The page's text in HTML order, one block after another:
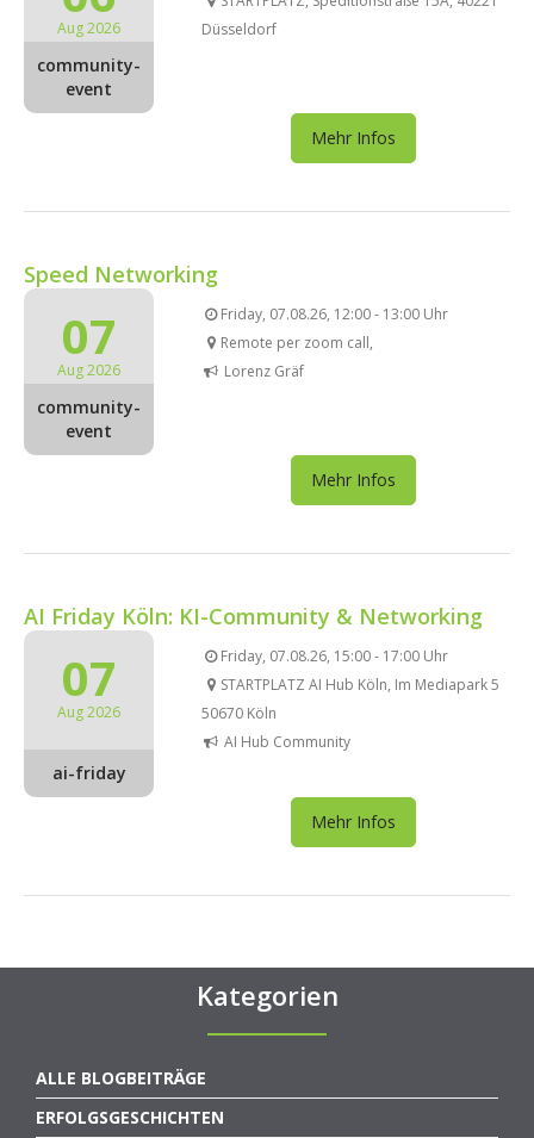
Aug 2026
community-
event
Düsseldorf
Mehr Infos
Speed Networking
07
Aug 2026
community-
event
Friday, 07.08.26, 12:00 - 13:00 Uhr
Remote per zoom call,
Lorenz Gräf
Mehr Infos
AI Friday Köln: KI-Community & Networking
07
Aug 2026
ai-friday
Friday, 07.08.26, 15:00 - 17:00 Uhr
STARTPLATZ AI Hub Köln, Im Mediapark 5
50670 Köln
AI Hub Community
Mehr Infos
Kategorien
ALLE BLOGBEITRÄGE
ERFOLGSGESCHICHTEN